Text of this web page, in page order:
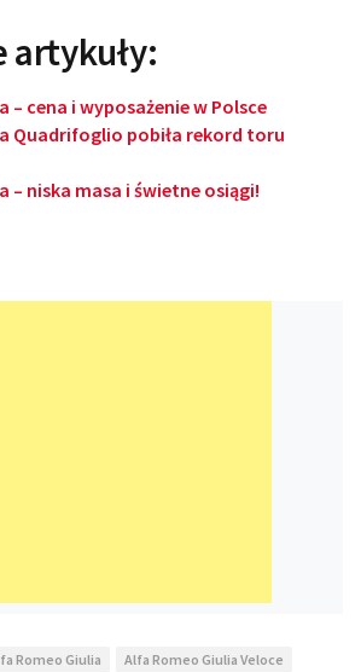
artykuły:
– cena i wyposażenie w Polsce
Quadrifoglio pobiła rekord toru
– niska masa i świetne osiągi!
Romeo Giulia
Alfa Romeo Giulia Veloce